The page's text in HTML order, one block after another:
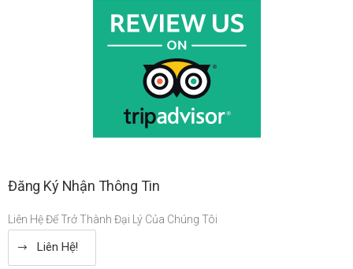
Đăng Ký Nhận Thông Tin
Liên Hệ Để Trở Thành Đại Lý Của Chúng Tôi
Liên Hệ!